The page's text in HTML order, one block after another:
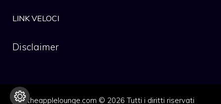
LINK VELOCI
Disclaimer
theapplelounge.com © 2026 Tutti i diritti riservati